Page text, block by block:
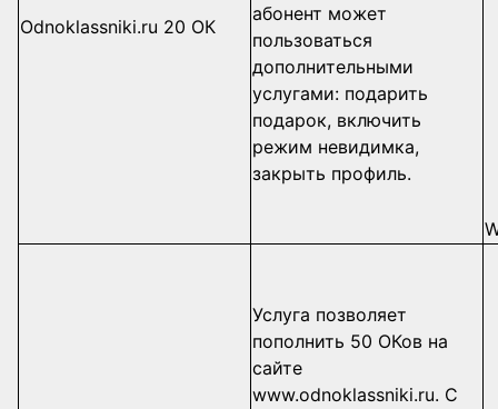
Odnoklassniki.ru 20 ОК
абонент может
пользоваться
дополнительными
услугами: подарить
подарок, включить
режим невидимка,
закрыть профиль.
Услуга позволяет
пополнить 50 ОКов на
сайте
www.odnoklassniki.ru. С